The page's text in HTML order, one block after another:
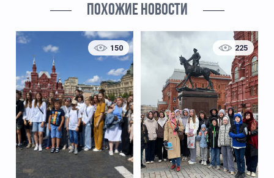
ПОХОЖИЕ НОВОСТИ
150 225